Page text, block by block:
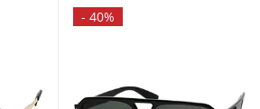
- 40%